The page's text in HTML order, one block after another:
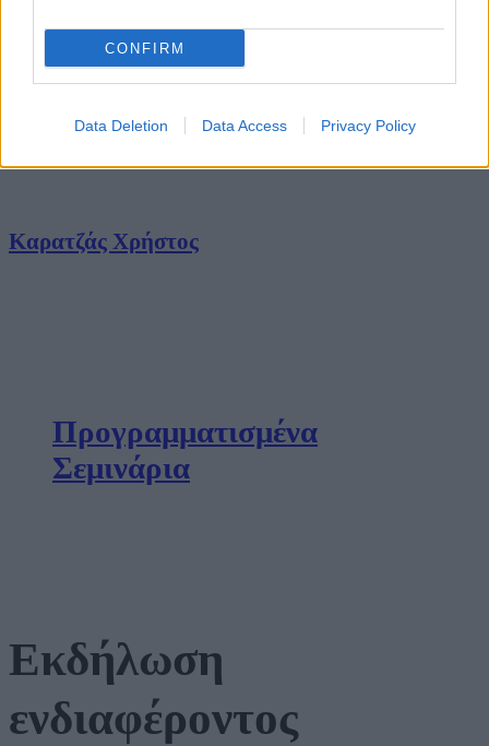
CONFIRM
Data Deletion Data Access Privacy Policy
Εισηγητές
Καρατζάς Χρήστος
Προγραμματισμένα
Σεμινάρια
Εκδήλωση
ενδιαφέροντος